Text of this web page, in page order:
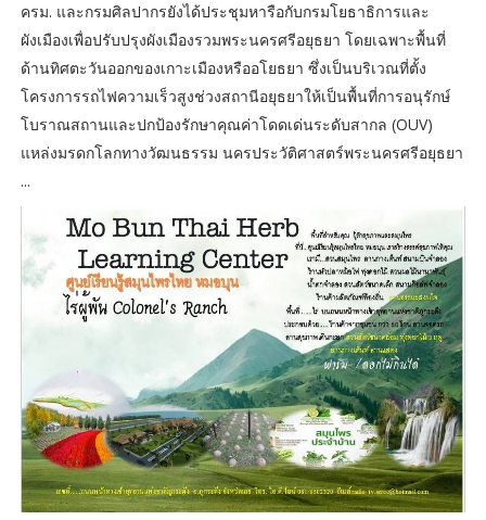
ครม. และกรมศิลปากรยังได้ประชุมหารือกับกรมโยธาธิการและ
ผังเมืองเพื่อปรับปรุงผังเมืองรวมพระนครศรีอยุธยา โดยเฉพาะพื้นที่
ด้านทิศตะวันออกของเกาะเมืองหรืออโยธยา ซึ่งเป็นบริเวณที่ตั้ง
โครงการรถไฟความเร็วสูงช่วงสถานีอยุธยาให้เป็นพื้นที่การอนุรักษ์
โบราณสถานและปกป้องรักษาคุณค่าโดดเด่นระดับสากล (OUV)
แหล่งมรดกโลกทางวัฒนธรรม นครประวัติศาสตร์พระนครศรีอยุธยา
...